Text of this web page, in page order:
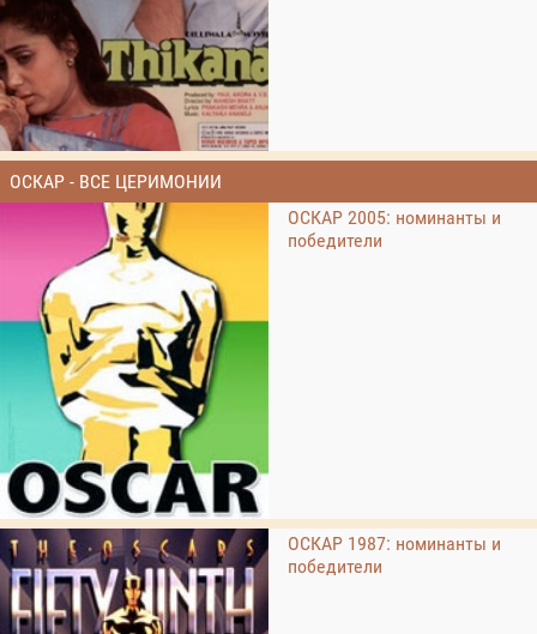
ОСКАР - ВСЕ ЦЕРИМОНИИ
ОСКАР 2005: номинанты и
победители
ОСКАР 1987: номинанты и
победители